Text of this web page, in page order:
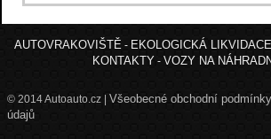
AUTOVRAKOVIŠTĚ- EKOLOGICKÁ
KONTAKTY - VOZY NA
© 2014 Autoauto.cz | Všeobecné obchodní podmínky
údajů